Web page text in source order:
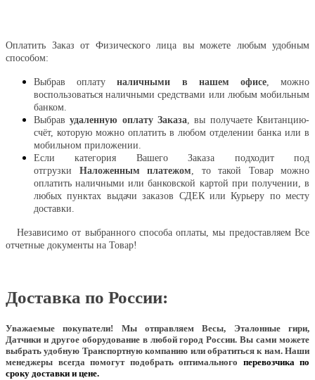
Оплатить Заказ от Физического лица вы можете любым удобным
способом:
Выбрав оплатуналичными в нашем офисе, можно
воспользоваться наличными средствами или любым мобильным
банком.
Выбравудаленную оплату Заказа , вы получаете Квитанцию-
счёт, которую можно оплатить в любом отделении банка или в
мобильном приложении.
Если категория Вашего Заказа подходит под
отгрузки Наложенным платежом , то такой Товар можно
оплатить наличными или банковской картой при получении, в
любых пунктах выдачи заказов СДЕК или Курьеру по месту
доставки.
Независимо от выбранного способа оплаты, мы предоставляем Все
отчетные документы на Товар!
Доставка по России:
Уважаемые покупатели! Мы отправляем Весы, Эталонные гири,
Датчики и другое оборудование в любой город России. Вы сами можете
выбрать удобную Транспортную компанию или обратиться к нам. Наши
менеджеры всегда помогут подобрать оптимального перевозчика по
сроку доставки и цене.